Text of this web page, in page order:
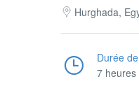
Hurghada,
Durée
7 heures